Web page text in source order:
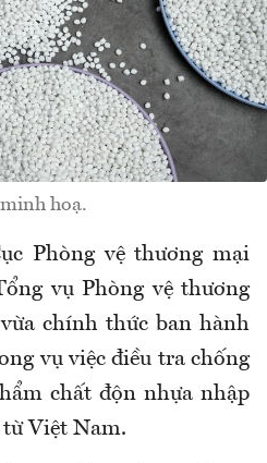
hoạ.
Phòng vệ thương mại
vụ Phòng vệ thương
chính thức ban hành
vụ việc điều tra chống
chất độn nhựa nhập
từ Việt Nam.